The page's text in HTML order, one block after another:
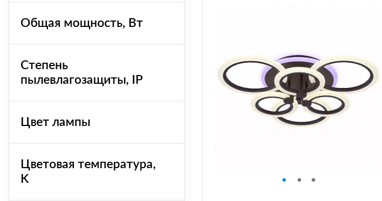
Общая мощность, Вт
Степень
пылевлагозащиты, IP
Цвет лампы
Цветовая температура,
K